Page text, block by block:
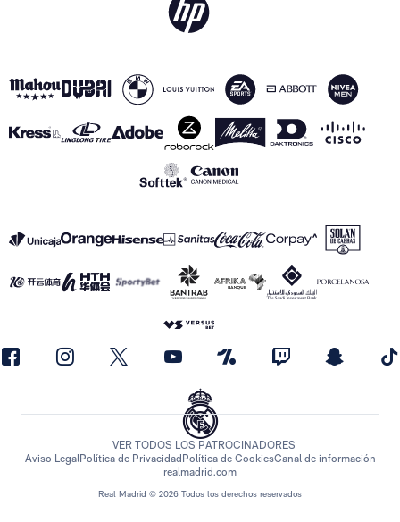
Real Madrid © 2026 Todos los derechos reservados
VER TODOS LOS PATROCINADORES
Aviso LegalPolítica de Privacidad Política de CookiesCanal de información
realmadrid.com